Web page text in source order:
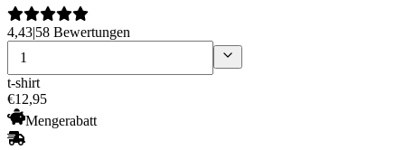
4,43|58 Bewertungen
t-shirt
€12,95
Mengerabatt